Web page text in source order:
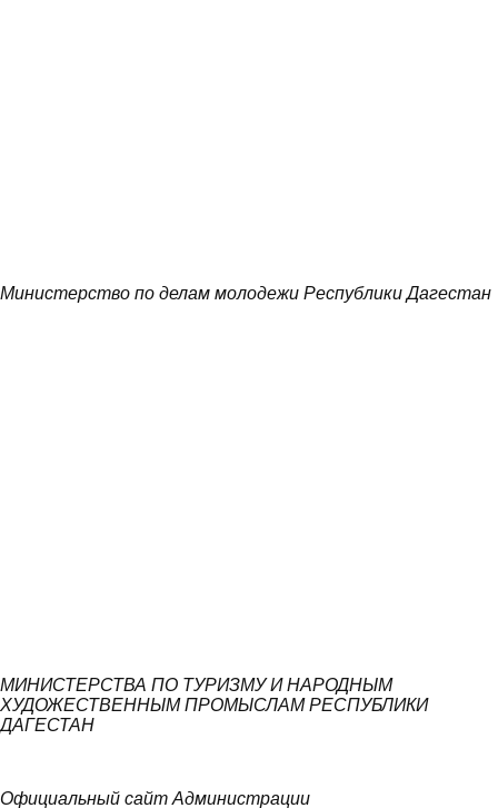
Министерство по делам молодежи Республики Дагестан
МИНИСТЕРСТВА ПО ТУРИЗМУ И НАРОДНЫМ
ХУДОЖЕСТВЕННЫМ ПРОМЫСЛАМ РЕСПУБЛИКИ
ДАГЕСТАН
Официальный сайт Администрации